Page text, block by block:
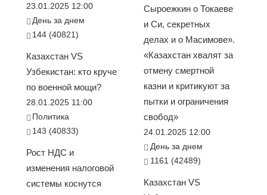
23.01.2025 12:00
День за днем
144 (40821)
Казахстан VS
Узбекистан: кто круче
по военной мощи?
28.01.2025 11:00
Политика
143 (40833)
Рост НДС и
изменения налоговой
системы коснутся
Сыроежкин о Токаеве
и Си, секретных
делах и о Масимове».
«Казахстан хвалят за
отмену смертной
казни и критикуют за
пытки и ограничения
свобод»
24.01.2025 12:00
День за днем
1161 (42489)
Казахстан VS